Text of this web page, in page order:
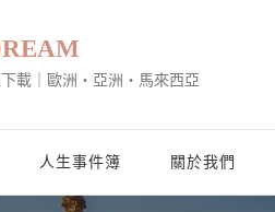
載｜歐洲・亞洲・馬來西亞
人生事件簿 關於我們